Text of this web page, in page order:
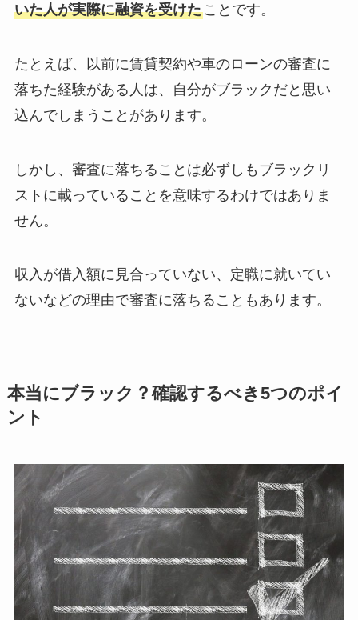
いた人が実際に融資を受けたことです。
たとえば、以前に賃貸契約や車のローンの審査に
落ちた経験がある人は、自分がブラックだと思い
込んでしまうことがあります。
しかし、審査に落ちることは必ずしもブラックリ
ストに載っていることを意味するわけではありま
せん。
収入が借入額に見合っていない、定職に就いてい
ないなどの理由で審査に落ちることもあります。
本当にブラック？確認するべき5つのポイ
ント